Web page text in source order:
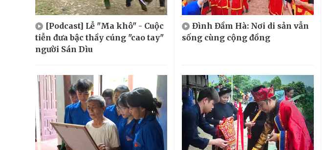
[Podcast] Lễ "Ma khô" - Cuộc
tiễn đưa bậc thầy cúng "cao tay"
người Sán Dìu
Đình Đầm Hà: Nơi di sản vẫn
sống cùng cộng đồng